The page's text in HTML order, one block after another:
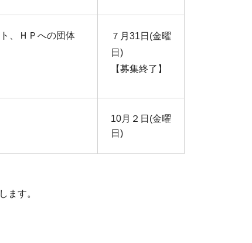
、ＨＰへの団体
７月31日(金曜
日)
【募集終了】
10月２日(金曜
日)
ます。